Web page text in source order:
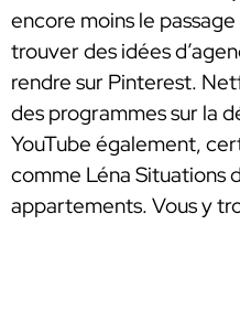
encore moins le passage
trouver des idées
rendre sur Pinterest.
des programmes sur la
YouTube également,
comme Léna Situations
appartements. Vous y